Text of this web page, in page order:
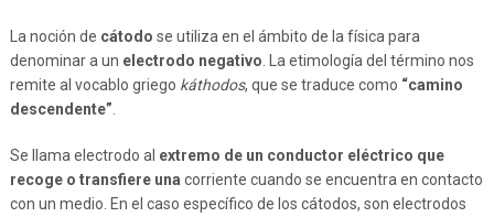
La noción de cátodo se utiliza en el ámbito de la física para
denominar a un electrodo negativo . La etimología del término nos
remite al vocablo griego káthodos, que se traduce como “camino
descendente”
Se llama electrodo al extremo de un conductor eléctrico que
recoge o transfiere una corriente cuando se encuentra en contacto
con un medio. En el caso específico de los cátodos, son electrodos